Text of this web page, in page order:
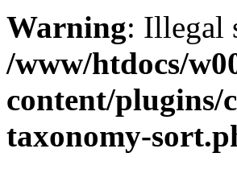
Warning: Illegal
/www/htdocs/
content/plugins/
taxonomy-